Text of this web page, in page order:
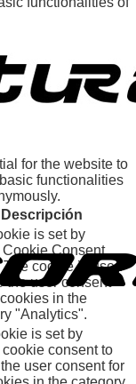
that help us
website. These
with your consent.
cookies. But
your browsing
for the website to
functionalities
Descripción
is set by
Consent
cookie is used
the user consent
in the
"Analytics".
is set by
consent to
user consent for